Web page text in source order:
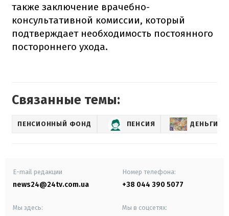
также заключение врачебно-
консультативной комиссии, который
подтверждает необходимость постоянного
постороннего ухода.
Связанные темы:
ПЕНСИОННЫЙ ФОНД ПЕНСИЯ ДЕНЬГИ
E-mail редакции
news24@24tv.com.ua
Номер телефона:
+38 044 390 5077
Мы здесь: Мы в соцсетях: